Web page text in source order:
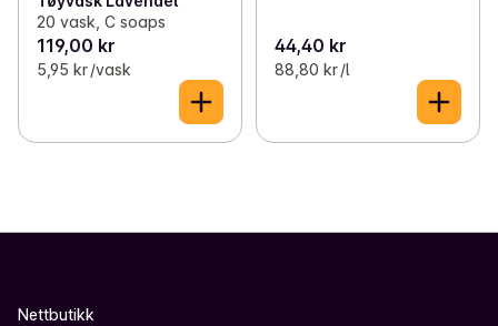
20 vask, C soaps
119,00 kr
5,95 kr /vask
44,40 kr
88,80 kr /l
Nettbutikk